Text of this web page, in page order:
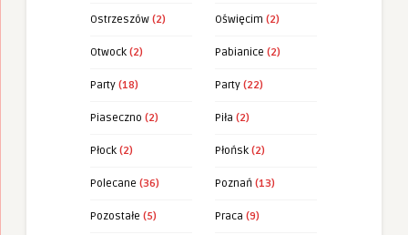
Ostrzeszów (2) Oświęcim (2)
Otwock (2) Pabianice (2)
Party (18) Party (22)
Piaseczno (2) Piła (2)
Płock (2) Płońsk (2)
Polecane (36) Poznań (13)
Pozostałe (5) Praca (9)